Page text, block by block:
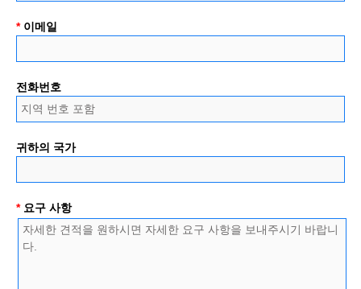
*이메일
전화번호
귀하의 국가
*요구 사항